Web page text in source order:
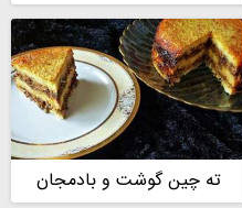
ته چین گوشت و بادمجان